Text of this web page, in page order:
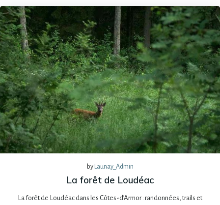
by Launay_Admin
La forêt de Loudéac
La forêt de Loudéac dans les Côtes-d’Armor : randonnées, trails et